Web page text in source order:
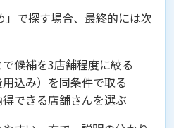
」で探す場合、最終的には次
で候補を3店舗程度に絞る
用込み）を同条件で取る
できる店舗さんを選ぶ